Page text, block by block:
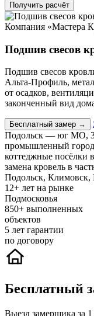
Получить расчёт
Компания «Мастера
Подшив свесов
Подшив свесов
Альта-Профиль,
от осадков,
законченный вид
Бесплатный замер →
Подольск — юг МО,
промышленный
коттеджные посёлки
замена кровель в
Подольск, Климовск,
12+ лет на рынке
Подмосковья
850+ выполненных
объектов
5 лет гарантии
по договору
Бесплатный
Выезд замерщика за